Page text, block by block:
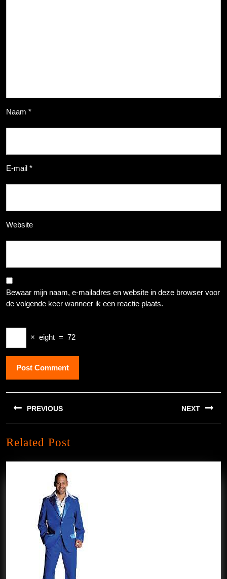
Naam *
E-mail *
Website
Bewaar mijn naam, e-mailadres en website in deze browser voor
de volgende keer wanneer ik een reactie plaats.
× eight = 72
Berichtnavigatie
PREVIOUS
post:
NEXT
Related Post